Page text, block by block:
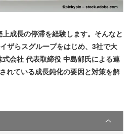
成長の停滞を経験します。そんなと
ザらスグループをはじめ、3社で大
会社 代表取締役 中島郁氏による連
れている成長鈍化の要因と対策を解